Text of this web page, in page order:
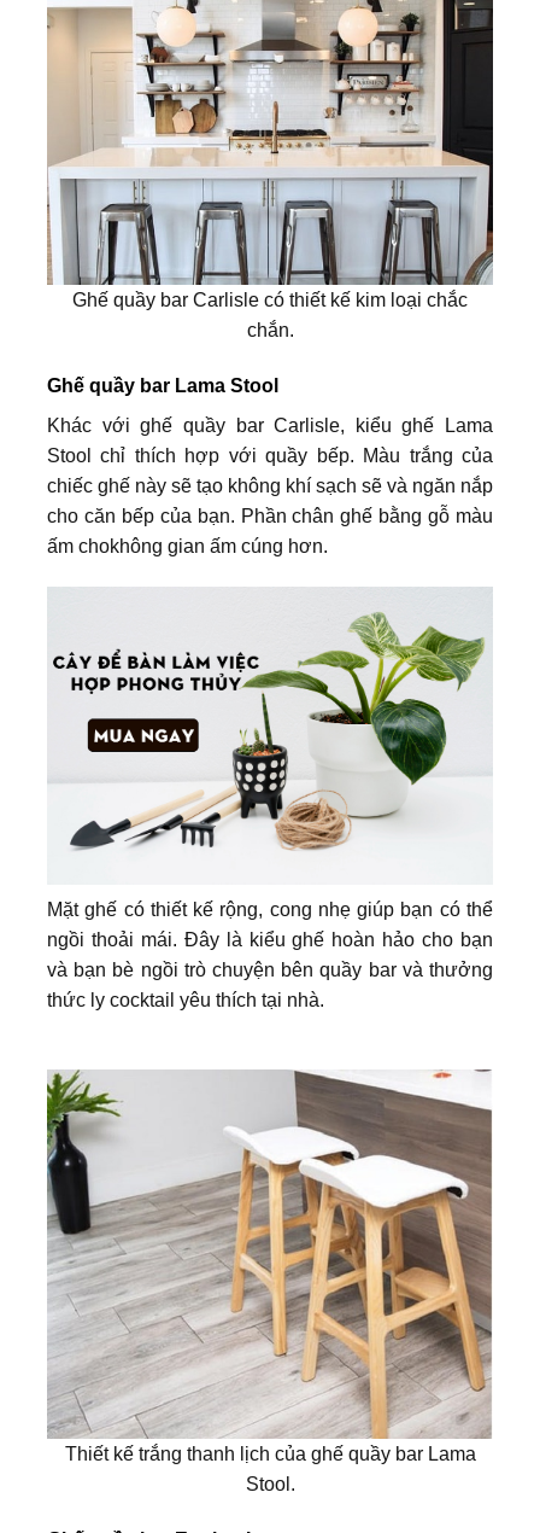
Ghế quầy bar Carlisle có thiết kế kim loại chắc
chắn.
Ghế quầy bar Lama Stool
Khác với ghế quầy bar Carlisle, kiểu ghế Lama
Stool chỉ thích hợp với quầy bếp. Màu trắng của
chiếc ghế này sẽ tạo không khí sạch sẽ và ngăn nắp
cho căn bếp của bạn. Phần chân ghế bằng gỗ màu
ấm chokhông gian ấm cúng hơn.
Mặt ghế có thiết kế rộng, cong nhẹ giúp bạn có thể
ngồi thoải mái. Đây là kiểu ghế hoàn hảo cho bạn
và bạn bè ngồi trò chuyện bên quầy bar và thưởng
thức ly cocktail yêu thích tại nhà.
Thiết kế trắng thanh lịch của ghế quầy bar Lama
Stool.